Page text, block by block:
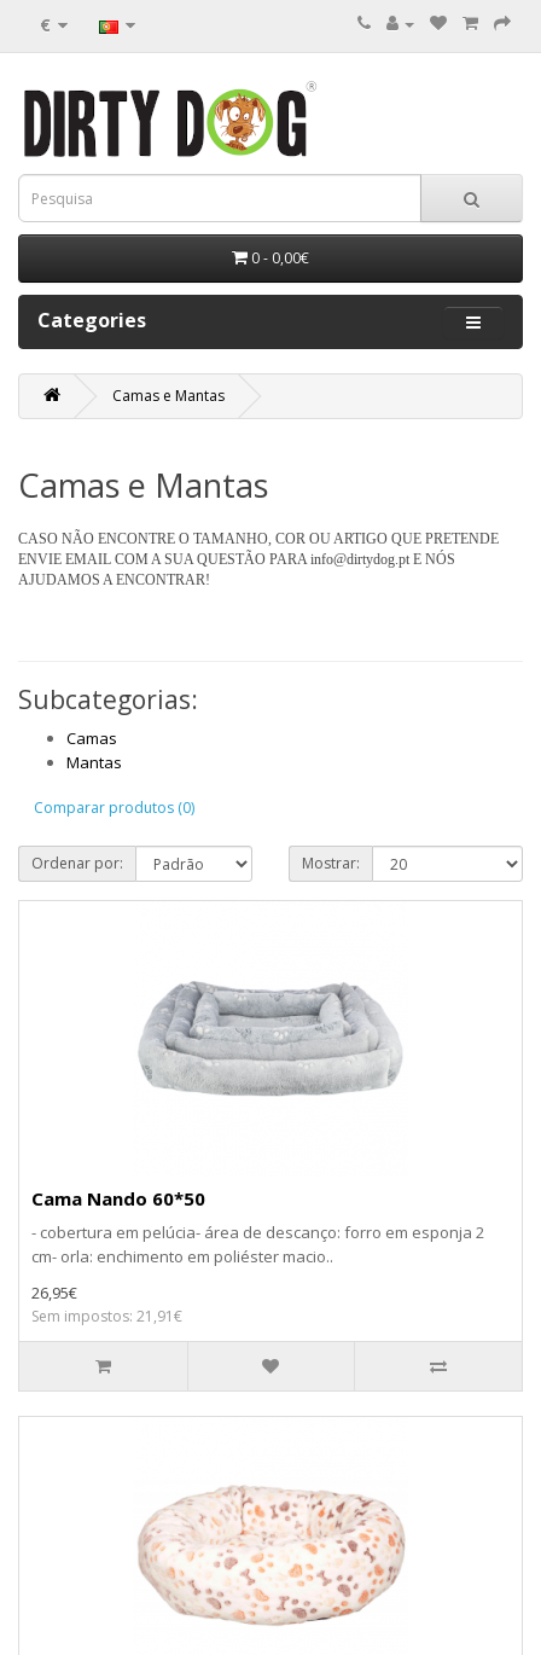
€
0 - 0,00€
Categories
Camas e Mantas
Camas e Mantas
CASO NÃO ENCONTRE O TAMANHO, COR OU ARTIGO QUE PRETENDE
ENVIE EMAIL COM A SUA QUESTÃO PARA info@dirtydog.pt E NÓS
AJUDAMOS A ENCONTRAR!
Subcategorias:
Camas
Mantas
Comparar produtos (0)
Ordenar por: Mostrar:
Cama Nando 60*50
- cobertura em pelúcia- área de descanço: forro em esponja 2
cm- orla: enchimento em poliéster macio..
26,95€
Sem impostos: 21,91€